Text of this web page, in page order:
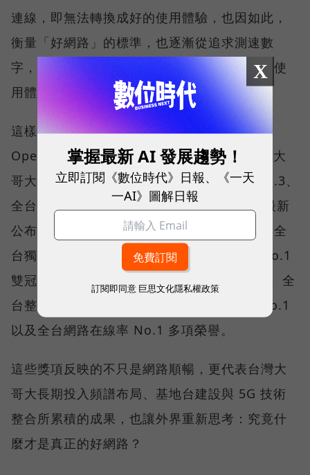
連線，即無法轉換成好的使用體驗，也因如此，
衡量「好網路」的標準，也逐漸從追求測速數
字，轉向任何時間、任何地點都能穩定連線的使
用體驗。
這樣的轉變，也反映在國際權威網路分析機構
Opensignal 公布的評比結果。今年初，台灣大
哥大不僅率先奪下「 4G／5G 在線率全球 No.3、
全台 No.1 」國際級榮譽，在 Opensignal 最新
公布的台灣行動網路體驗報告中，更一舉斬獲全
台獨有的「可靠性體驗」與「品質一致性」No.1
雙冠王，同時，包辦全台整體影音體驗 No.1、全
台整體語音體驗 No.1、全台 5G 語音體驗 No.1
以及全台網路在線率 No.1 多項榮譽。
這些獎項反映的不只是網路順暢，更代表台灣大
哥大長期投入頻譜布局、基地台建設與 5G 技術
整合所累積的成果，也讓外界重新思考：究竟什
麼才是真正的好網路？
X
掌握最新 AI 發展趨勢！
立即訂閱《數位時代》日報、《一天
一AI》圖解日報
訂閱即同意 巨思文化隱私權政策